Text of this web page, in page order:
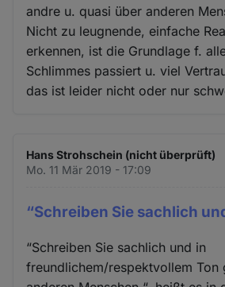
andre u. quasi über anderen
Nicht zu leugnende, einfache
erkennen, ist die Grundlage f.
Schlimmes passiert u. viel
das ist leider nicht oder nur
Hans Strohschein (nicht überprüft)
Mo. 11 Mär 2019 - 17:09
“Schreiben Sie sachlich
“Schreiben Sie sachlich und in
freundlichem/respektvollem Ton